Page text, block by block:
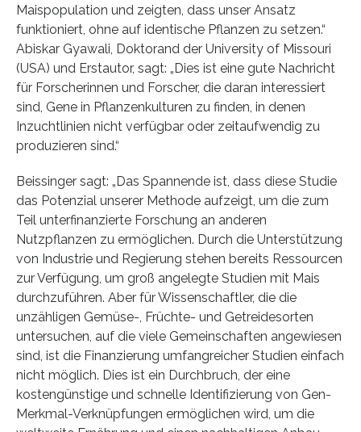
Maispopulation und zeigten, dass unser Ansatz
funktioniert, ohne auf identische Pflanzen zu setzen.“
Abiskar Gyawali, Doktorand der University of Missouri
(USA) und Erstautor, sagt: „Dies ist eine gute Nachricht
für Forscherinnen und Forscher, die daran interessiert
sind, Gene in Pflanzenkulturen zu finden, in denen
Inzuchtlinien nicht verfügbar oder zeitaufwendig zu
produzieren sind.“
Beissinger sagt: „Das Spannende ist, dass diese Studie
das Potenzial unserer Methode aufzeigt, um die zum
Teil unterfinanzierte Forschung an anderen
Nutzpflanzen zu ermöglichen. Durch die Unterstützung
von Industrie und Regierung stehen bereits Ressourcen
zur Verfügung, um groß angelegte Studien mit Mais
durchzuführen. Aber für Wissenschaftler, die die
unzähligen Gemüse-, Früchte- und Getreidesorten
untersuchen, auf die viele Gemeinschaften angewiesen
sind, ist die Finanzierung umfangreicher Studien einfach
nicht möglich. Dies ist ein Durchbruch, der eine
kostengünstige und schnelle Identifizierung von Gen-
Merkmal-Verknüpfungen ermöglichen wird, um die